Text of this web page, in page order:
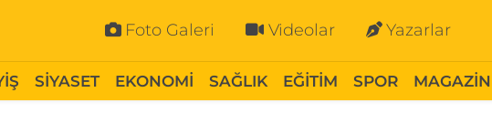
Foto Galeri Videolar Yazarlar
SİYASET EKONOMİ SAĞLIK EĞİTİM SPOR MAGAZİN